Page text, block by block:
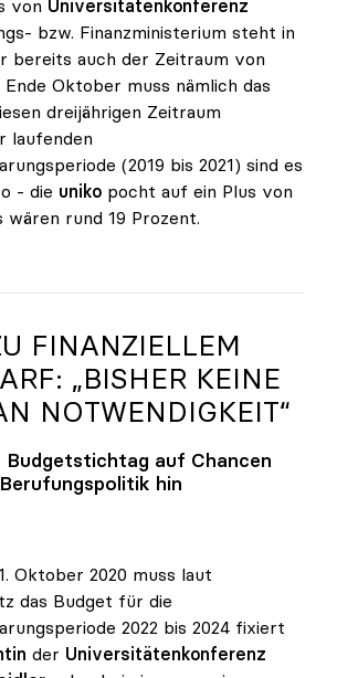
von Universitätenkonferenz
bzw. Finanzministerium steht in
bereits auch der Zeitraum von
Ende Oktober muss nämlich das
dreijährigen Zeitraum
laufenden
(2019 bis 2021) sind es
- die uniko pocht auf ein Plus von
wären rund 19 Prozent.
um Finanzen ab 2022
FINANZIELLEM
„BISHER KEINE
NOTWENDIGKEIT“
auf Chancen
hin
Oktober 2020 muss laut
das Budget für die
2022 bis 2024 fixiert
der Universitätenkonferenz